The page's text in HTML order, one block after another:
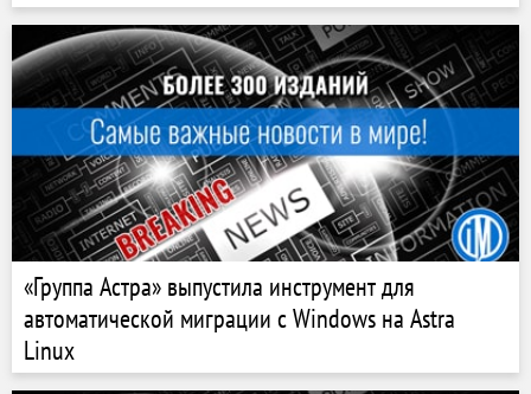
«Группа Астра» выпустила инструмент для
автоматической миграции с Windows на Astra
Linux